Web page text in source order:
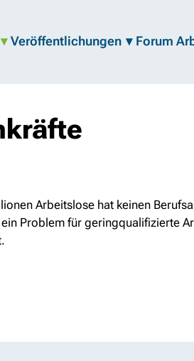
Veröffentlichungen Forum
Arbeitslose hat keinen
Problem für geringqualifizierte